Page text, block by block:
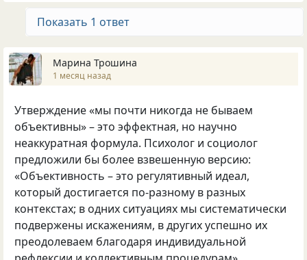
Показать 1 ответ
Марина Трошина
1 месяц назад
Утверждение «мы почти никогда не бываем
объективны» – это эффектная, но научно
неаккуратная формула. Психолог и социолог
предложили бы более взвешенную версию:
«Объективность – это регулятивный идеал,
который достигается по-разному в разных
контекстах; в одних ситуациях мы систематически
подвержены искажениям, в других успешно их
преодолеваем благодаря индивидуальной